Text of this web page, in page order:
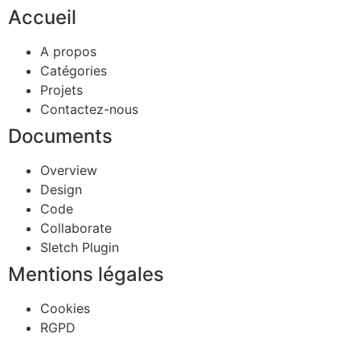
Accueil
A propos
Catégories
Projets
Contactez-nous
Documents
Overview
Design
Code
Collaborate
Sletch Plugin
Mentions légales
Cookies
RGPD